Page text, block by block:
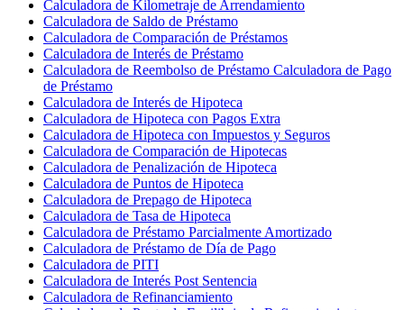
Calculadora de Kilometraje de Arrendamiento
Calculadora de Saldo de Préstamo
Calculadora de Comparación de Préstamos
Calculadora de Interés de Préstamo
Calculadora de Reembolso de Préstamo Calculadora de Pago
de Préstamo
Calculadora de Interés de Hipoteca
Calculadora de Hipoteca con Pagos Extra
Calculadora de Hipoteca con Impuestos y Seguros
Calculadora de Comparación de Hipotecas
Calculadora de Penalización de Hipoteca
Calculadora de Puntos de Hipoteca
Calculadora de Prepago de Hipoteca
Calculadora de Tasa de Hipoteca
Calculadora de Préstamo Parcialmente Amortizado
Calculadora de Préstamo de Día de Pago
Calculadora de PITI
Calculadora de Interés Post Sentencia
Calculadora de Refinanciamiento